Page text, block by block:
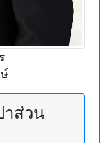
ส่วน